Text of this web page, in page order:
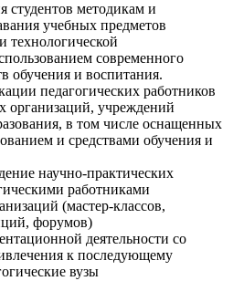
студентов методикам и
учебных предметов
технологической
современного
обучения и воспитания.
педагогических работников
организаций, учреждений
в том числе оснащенных
и средствами обучения и
научно-практических
работниками
(мастер-классов,
форумов)
деятельности со
к последующему
вузы